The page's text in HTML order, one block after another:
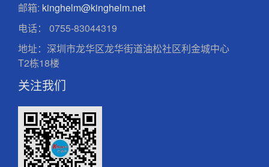
邮箱: kinghelm@kinghelm.net
电话：
0755-83044319
地址：深圳市龙华区龙华街道油松社区利金城中心
T2栋18楼
关注我们